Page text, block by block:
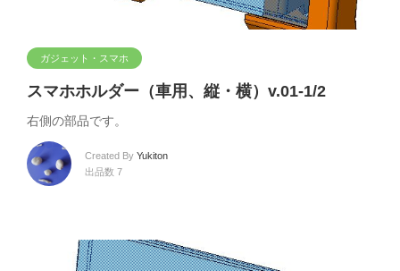
ガジェット・スマホ
スマホホルダー（車用、縦・横）v.01-1/2
右側の部品です。
Created By Yukiton
出品数 7